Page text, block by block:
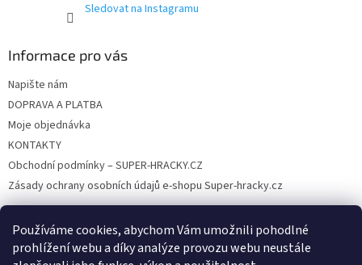
Používáme cookies, abychom Vám umožnili pohodlné
prohlížení webu a díky analýze provozu webu neustále
v
Sledovat na Instagramu
Informace pro vás
Napište nám
DOPRAVA A PLATBA
Moje objednávka
KONTAKTY
Obchodní podmínky – SUPER-HRACKY.CZ
Zásady ochrany osobních údajů e-shopu Super-hracky.cz
Instagram